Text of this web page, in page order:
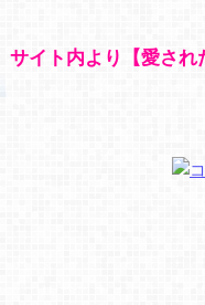
サイト内より【愛され